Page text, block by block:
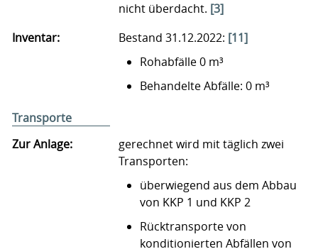
nicht überdacht. [3]
Inventar:
Bestand 31.12.2022: [11]
Rohabfälle 0 m³
Behandelte Abfälle: 0 m³
Transporte
Zur Anlage:
gerechnet wird mit täglich zwei
Transporten:
überwiegend aus dem Abbau
von KKP 1 und KKP 2
Rücktransporte von
konditionierten Abfällen von